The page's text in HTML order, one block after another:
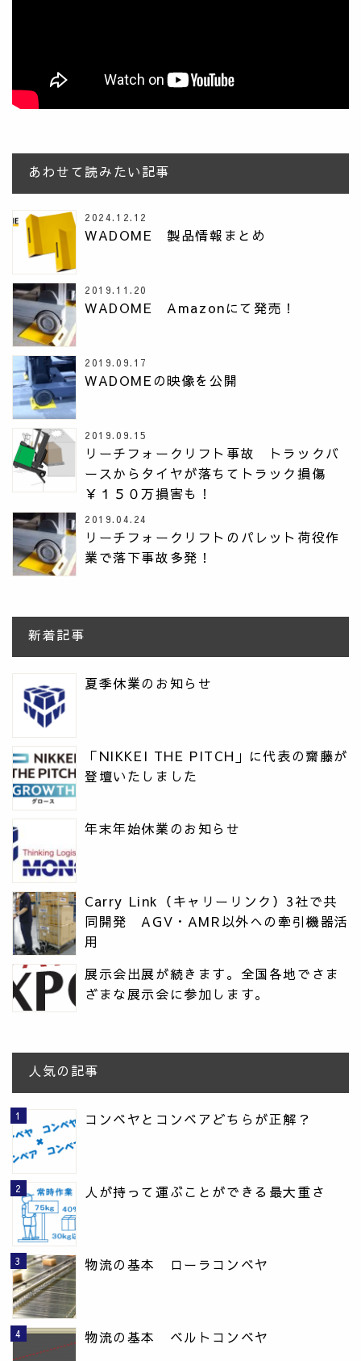
あわせて読みたい記事
2024.12.12
WADOME 製品情報まとめ
2019.11.20
WADOME Amazonにて発売！
2019.09.17
WADOMEの映像を公開
2019.09.15
リーチフォークリフト事故 トラックバ
ースからタイヤが落ちてトラック損傷
￥１５０万損害も！
2019.04.24
リーチフォークリフトのパレット荷役作
業で落下事故多発！
新着記事
夏季休業のお知らせ
「NIKKEI THE PITCH」に代表の齋藤が
登壇いたしました
年末年始休業のお知らせ
Carry Link（キャリーリンク）3社で共
同開発 AGV・AMR以外への牽引機器活
用
展示会出展が続きます。全国各地でさま
ざまな展示会に参加します。
人気の記事
コンベヤとコンベアどちらが正解？
人が持って運ぶことができる最大重さ
物流の基本 ローラコンベヤ
物流の基本 ベルトコンベヤ